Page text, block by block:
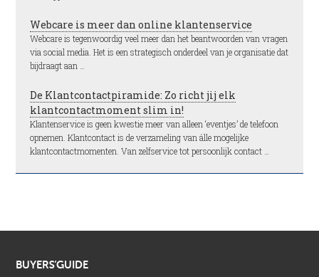
Webcare is meer dan online klantenservice
Webcare is tegenwoordig veel meer dan het beantwoorden van vragen
via social media. Het is een strategisch onderdeel van je organisatie dat
bijdraagt aan …
De Klantcontactpiramide: Zo richt jij elk
klantcontactmoment slim in!
Klantenservice is geen kwestie meer van alleen ‘eventjes’ de telefoon
opnemen. Klantcontact is de verzameling van álle mogelijke
klantcontactmomenten. Van zelfservice tot persoonlijk contact …
BUYERS’GUIDE